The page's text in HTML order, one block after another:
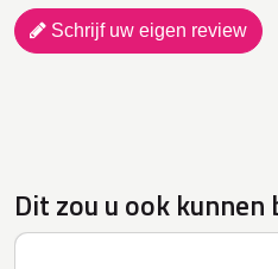
Schrijf uw eigen review
Dit zou u ook kunnen